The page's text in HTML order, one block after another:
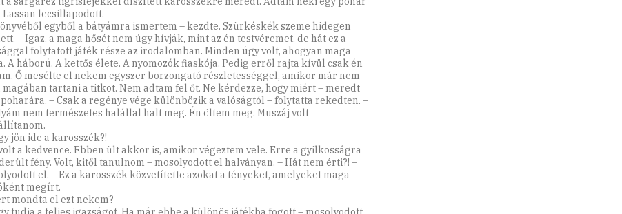
Lassan lecsillapodott.
egyből a bátyámra ismertem – kezdte. Szürkéskék szeme hidegen
– Igaz, a maga hősét nem úgy hívják, mint az én testvéremet, de hát ez a
folytatott játék része az irodalomban. Minden úgy volt, ahogyan maga
A háború. A kettős élete. A nyomozók fiaskója. Pedig erről rajta kívül csak én
Ő mesélte el nekem egyszer borzongató részletességgel, amikor már nem
tartani a titkot. Nem adtam fel őt. Ne kérdezze, hogy miért – meredt
– Csak a regénye vége különbözik a valóságtól – folytatta rekedten. –
nem természetes halállal halt meg. Én öltem meg. Muszáj volt
jön ide a karosszék?!
a kedvence. Ebben ült akkor is, amikor végeztem vele. Erre a gyilkosságra
fény. Volt, kitől tanulnom – mosolyodott el halványan. – Hát nem érti?! –
el. – Ez a karosszék közvetítette azokat a tényeket, amelyeket maga
megírt.
mondta el ezt nekem?